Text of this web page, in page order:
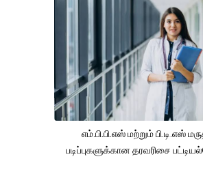
எம்.பி.பி.எஸ் மற்றும் பி.டி.எஸ்
படிப்புகளுக்கான தரவரிசை